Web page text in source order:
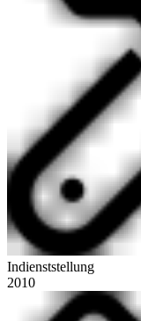
Indienststellung
2010